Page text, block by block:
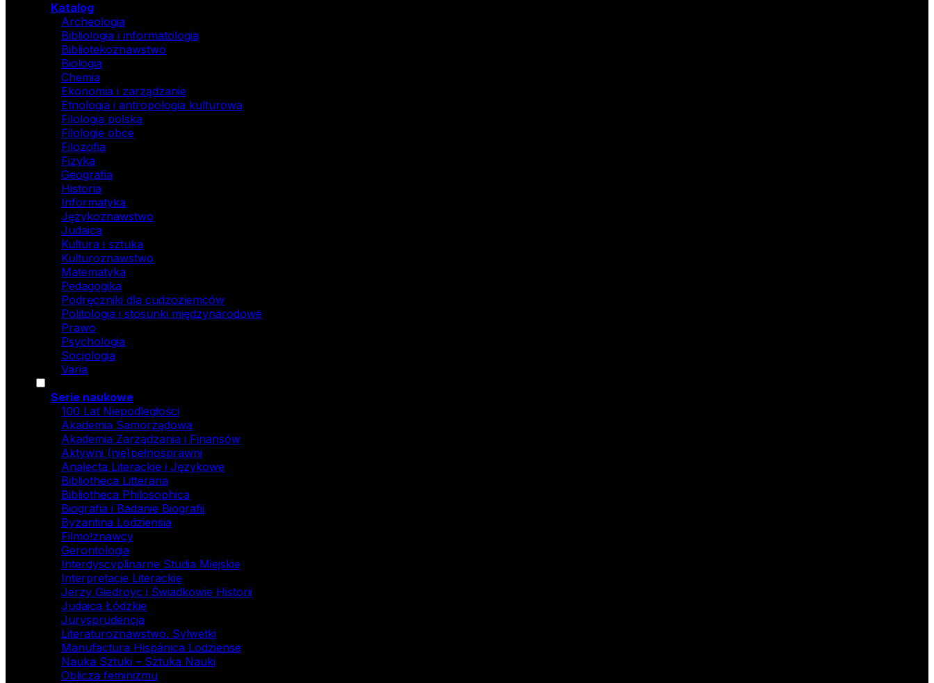
Katalog
Archeologia
Bibliologia i informatologia
Bibliotekoznawstwo
Biologia
Chemia
Ekonomia i zarządzanie
Etnologia i antropologia kulturowa
Filologia polska
Filologie obce
Filozofia
Fizyka
Geografia
Historia
Informatyka
Językoznawstwo
Judaica
Kultura i sztuka
Kulturoznawstwo
Matematyka
Pedagogika
Podręczniki dla cudzoziemców
Politologia i stosunki międzynarodowe
Prawo
Psychologia
Socjologia
Varia
Serie naukowe
100 Lat Niepodległości
Akademia Samorządowa
Akademia Zarządzania i Finansów
Aktywni (nie)pełnosprawni
Analecta Literackie i Językowe
Bibliotheca Litteraria
Bibliotheca Philosophica
Biografia i Badanie Biografii
Byzantina Lodziensia
Filmo!znawcy
Gerontologia
Interdyscyplinarne Studia Miejskie
Interpretacje Literackie
Jerzy Giedroyc i Świadkowie Historii
Judaica Łódzkie
Jurysprudencja
Literaturoznawstwo. Sylwetki
Manufactura Hispánica Lodziense
Nauka Sztuki – Sztuka Nauki
Oblicza feminizmu